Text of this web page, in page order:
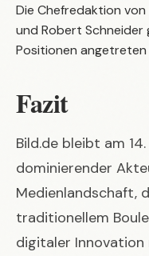
Die Chefredaktion von
und Robert Schneider
Positionen angetreten
Fazit
Bild.de bleibt am
dominierender
Medienlandschaft,
traditionellem
digitaler